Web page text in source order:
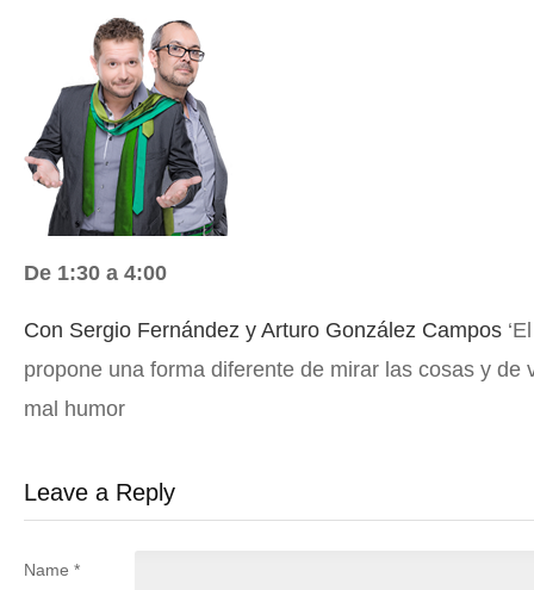
De 1:30 a 4:00
Con Sergio Fernández y Arturo González Campos
propone una forma diferente de mirar las cosas y de
mal humor
Leave a Reply
Name *